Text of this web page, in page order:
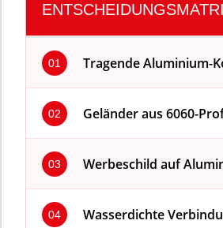
01 Tragende Aluminium-
02 Geländer aus 6060-
03 Werbeschild auf
04 Wasserdichte